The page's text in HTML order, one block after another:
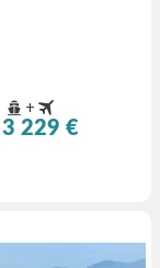
+
3 229 €